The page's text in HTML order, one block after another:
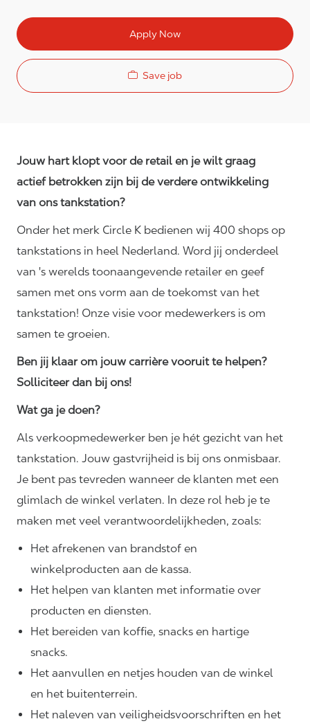
Apply Now
Save job
Jouw hart klopt voor de retail en je wilt graag
actief betrokken zijn bij de verdere ontwikkeling
van ons tankstation?
Onder het merk Circle K bedienen wij 400 shops op
tankstations in heel Nederland. Word jij onderdeel
van 's werelds toonaangevende retailer en geef
samen met ons vorm aan de toekomst van het
tankstation! Onze visie voor medewerkers is om
samen te groeien.
Ben jij klaar om jouw carrière vooruit te helpen?
Solliciteer dan bij ons!
Wat ga je doen?
Als verkoopmedewerker ben je hét gezicht van het
tankstation. Jouw gastvrijheid is bij ons onmisbaar.
Je bent pas tevreden wanneer de klanten met een
glimlach de winkel verlaten. In deze rol heb je te
maken met veel verantwoordelijkheden, zoals:
Het afrekenen van brandstof en
winkelproducten aan de kassa.
Het helpen van klanten met informatie over
producten en diensten.
Het bereiden van koffie, snacks en hartige
snacks.
Het aanvullen en netjes houden van de winkel
en het buitenterrein.
Het naleven van veiligheidsvoorschriften en het